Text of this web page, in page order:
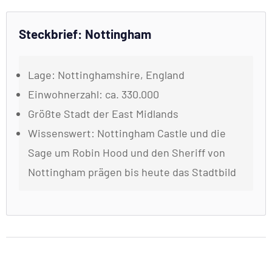
Steckbrief: Nottingham
Lage: Nottinghamshire, England
Einwohnerzahl: ca. 330.000
Größte Stadt der East Midlands
Wissenswert: Nottingham Castle und die
Sage um Robin Hood und den Sheriff von
Nottingham prägen bis heute das Stadtbild